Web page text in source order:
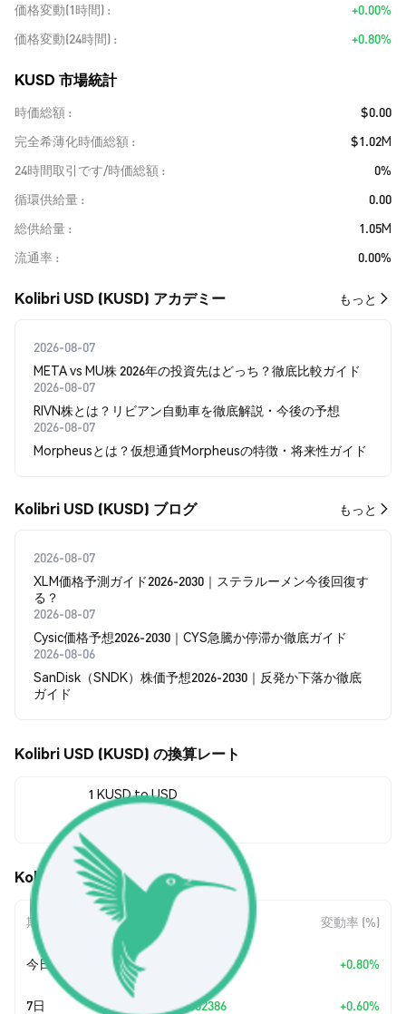
価格変動(1時間)
+0.00%
価格変動(24時間)
+0.80%
KUSD 市場統計
時価総額
$0.00
完全希薄化時価総額
$1.02M
24時間取引です/時価総額
0%
循環供給量
0.00
総供給量
1.05M
流通率
0.00%
Kolibri USD (KUSD) アカデミー もっと
2026-08-07
META vs MU株 2026年の投資先はどっち？徹底比較ガイド
2026-08-07
RIVN株とは？リビアン自動車を徹底解説・今後の予想
2026-08-07
Morpheusとは？仮想通貨Morpheusの特徴・将来性ガイド
Kolibri USD (KUSD) ブログ もっと
2026-08-07
XLM価格予測ガイド2026-2030｜ステラルーメン今後回復す
る？
2026-08-07
Cysic価格予想2026-2030｜CYS急騰か停滞か徹底ガイド
2026-08-06
SanDisk（SNDK）株価予想2026-2030｜反発か下落か徹底
ガイド
Kolibri USD (KUSD) の換算レート
1 KUSD to USD
Kolibri USD (KUSD) の価格変動
期間 金額変動 変動率 (%)
今日 +0.80%
7日 $0.00602386 +0.60%